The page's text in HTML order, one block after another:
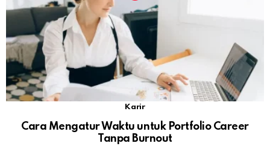
Karir
Cara Mengatur Waktu untuk Portfolio Career
Tanpa Burnout